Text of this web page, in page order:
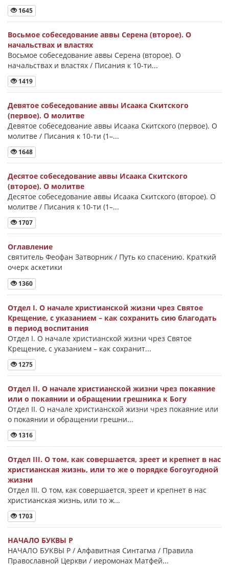
1645
Восьмое собеседование аввы Серена (второе). О
начальствах и властях
Восьмое собеседование аввы Серена (второе). О
начальствах и властях / Писания к 10-ти...
1419
Девятое собеседование аввы Исаака Скитского
(первое). О молитве
Девятое собеседование аввы Исаака Скитского (первое). О
молитве / Писания к 10-ти (1–...
1648
Десятое собеседование аввы Исаака Скитского
(второе). О молитве
Десятое собеседование аввы Исаака Скитского (второе). О
молитве / Писания к 10-ти (1–...
1707
Оглавление
святитель Феофан Затворник / Путь ко спасению. Краткий
очерк аскетики
1360
Отдел I. О начале христианской жизни чрез Святое
Крещение, с указанием – как сохранить сию благодать
в период воспитания
Отдел I. О начале христианской жизни чрез Святое
Крещение, с указанием – как сохранит...
1275
Отдел II. О начале христианской жизни чрез покаяние
или о покаянии и обращении грешника к Богу
Отдел II. О начале христианской жизни чрез покаяние или
о покаянии и обращении грешни...
1316
Отдел III. О том, как совершается, зреет и крепнет в нас
христианская жизнь, или то же о порядке богоугодной
жизни
Отдел III. О том, как совершается, зреет и крепнет в нас
христианская жизнь, или то ж...
1703
НАЧАЛО БУКВЫ Ρ
НАЧАЛО БУКВЫ Ρ / Алфавитная Синтагма / Правила
Православной Церкви / иеромонах Матфей...